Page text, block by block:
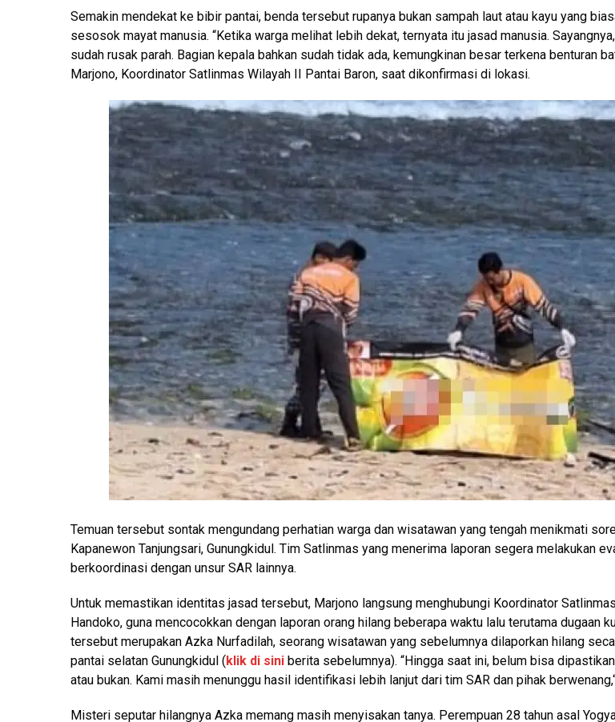
Semakin mendekat ke bibir pantai, benda tersebut rupanya bukan sampah laut atau kayu yang
sesosok mayat manusia. “Ketika warga melihat lebih dekat, ternyata itu jasad manusia.
sudah rusak parah. Bagian kepala bahkan sudah tidak ada, kemungkinan besar terkena benturan
Marjono, Koordinator Satlinmas Wilayah II Pantai Baron, saat dikonfirmasi di lokasi.
Temuan tersebut sontak mengundang perhatian warga dan wisatawan yang tengah menikmati
Kapanewon Tanjungsari, Gunungkidul. Tim Satlinmas yang menerima laporan segera melakukan
berkoordinasi dengan unsur SAR lainnya.
Untuk memastikan identitas jasad tersebut, Marjono langsung menghubungi Koordinator
Handoko, guna mencocokkan dengan laporan orang hilang beberapa waktu lalu terutama dugaan
tersebut merupakan Azka Nurfadilah, seorang wisatawan yang sebelumnya dilaporkan hilang
pantai selatan Gunungkidul (klik di sini berita sebelumnya). “Hingga saat ini, belum bisa
atau bukan. Kami masih menunggu hasil identifikasi lebih lanjut dari tim SAR dan pihak
Misteri seputar hilangnya Azka memang masih menyisakan tanya. Perempuan 28 tahun asal